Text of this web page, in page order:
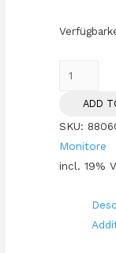
34UM69G-
B
Gaming
ADD
SKU:
Monitore
incl. 19%